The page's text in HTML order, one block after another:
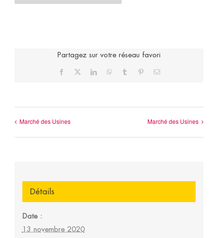
Partagez sur votre réseau favori
Facebook
X LinkedInWhatsApp
TumblrPinterestEmail
Marché des Usines Marché des Usines
Détails
Date :
13 novembre 2020